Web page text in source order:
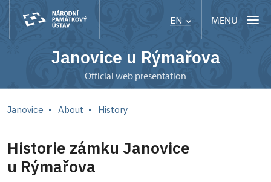
EN MENU
Janovice u Rýmařova
Official web presentation
Janovice About History
Historie zámku Janovice
u Rýmařova